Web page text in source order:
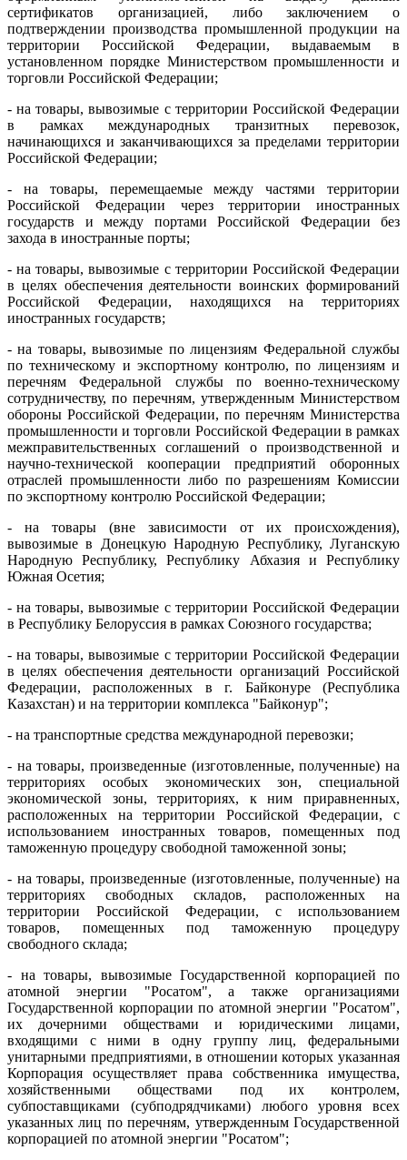
сертификатов организацией, либо заключением о
подтверждении производства промышленной продукции на
территории Российской Федерации, выдаваемым в
установленном порядке Министерством промышленности и
торговли Российской Федерации;
- на товары, вывозимые с территории Российской Федерации
в рамках международных транзитных перевозок,
начинающихся и заканчивающихся за пределами территории
Российской Федерации;
- на товары, перемещаемые между частями территории
Российской Федерации через территории иностранных
государств и между портами Российской Федерации без
захода в иностранные порты;
- на товары, вывозимые с территории Российской Федерации
в целях обеспечения деятельности воинских формирований
Российской Федерации, находящихся на территориях
иностранных государств;
- на товары, вывозимые по лицензиям Федеральной службы
по техническому и экспортному контролю, по лицензиям и
перечням Федеральной службы по военно-техническому
сотрудничеству, по перечням, утвержденным Министерством
обороны Российской Федерации, по перечням Министерства
промышленности и торговли Российской Федерации в рамках
межправительственных соглашений о производственной и
научно-технической кооперации предприятий оборонных
отраслей промышленности либо по разрешениям Комиссии
по экспортному контролю Российской Федерации;
- на товары (вне зависимости от их происхождения),
вывозимые в Донецкую Народную Республику, Луганскую
Народную Республику, Республику Абхазия и Республику
Южная Осетия;
- на товары, вывозимые с территории Российской Федерации
в Республику Белоруссия в рамках Союзного государства;
- на товары, вывозимые с территории Российской Федерации
в целях обеспечения деятельности организаций Российской
Федерации, расположенных в г. Байконуре (Республика
Казахстан) и на территории комплекса "Байконур";
- на транспортные средства международной перевозки;
- на товары, произведенные (изготовленные, полученные) на
территориях особых экономических зон, специальной
экономической зоны, территориях, к ним приравненных,
расположенных на территории Российской Федерации, с
использованием иностранных товаров, помещенных под
таможенную процедуру свободной таможенной зоны;
- на товары, произведенные (изготовленные, полученные) на
территориях свободных складов, расположенных на
территории Российской Федерации, с использованием
товаров, помещенных под таможенную процедуру
свободного склада;
- на товары, вывозимые Государственной корпорацией по
атомной энергии "Росатом", а также организациями
Государственной корпорации по атомной энергии "Росатом",
их дочерними обществами и юридическими лицами,
входящими с ними в одну группу лиц, федеральными
унитарными предприятиями, в отношении которых указанная
Корпорация осуществляет права собственника имущества,
хозяйственными обществами под их контролем,
субпоставщиками (субподрядчиками) любого уровня всех
указанных лиц по перечням, утвержденным Государственной
корпорацией по атомной энергии "Росатом";